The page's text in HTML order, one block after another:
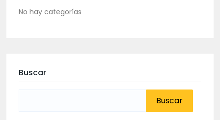
No hay categorías
Buscar